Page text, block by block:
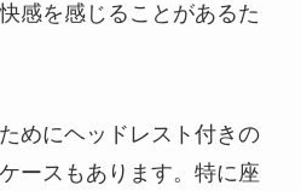
感を感じることがあるた
めにヘッドレスト付きの
ースもあります。特に座